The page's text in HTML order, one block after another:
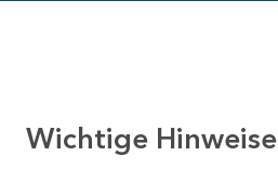
Wichtige Hinweise